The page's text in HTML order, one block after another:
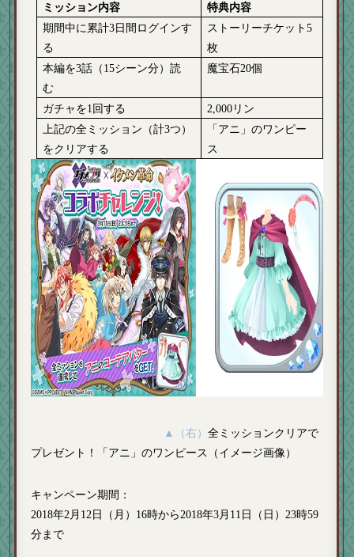
ミッション内容
特典内容
期間中に累計3日間ログインす
る
ストーリーチケット5
枚
本編を3話（15シーン分）読
む
魔宝石20個
ガチャを1回する 2,000リン
上記の全ミッション（計3つ）
をクリアする
「アニ」のワンピー
ス
▲（右） 全ミッションクリアで
プレゼント！「アニ」のワンピース（イメージ画像）
キャンペーン期間 ：
2018年2月12日（月）16時から2018年3月11日（日）23時59
分まで